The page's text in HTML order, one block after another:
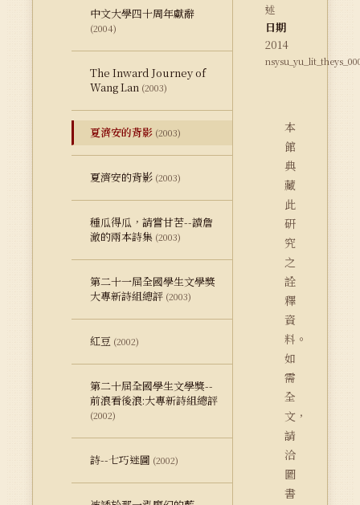
中文大學四十周年獻辭
(2004)
The Inward Journey of
Wang Lan (2003)
夏濟安的背影 (2003)
夏濟安的背影 (2003)
種瓜得瓜，請嘗甘苦--讀詹
澈的兩本詩集 (2003)
第二十一屆全國學生文學獎
大專新詩組總評 (2003)
紅豆 (2002)
第二十屆全國學生文學獎--
前浪看後浪:大專新詩組總評
(2002)
詩--七巧迷圖 (2002)
述
日期
2014
本
館
典
藏
此
研
究
之
詮
釋
資
料。
如
需
全
文，
請
洽
圖
書